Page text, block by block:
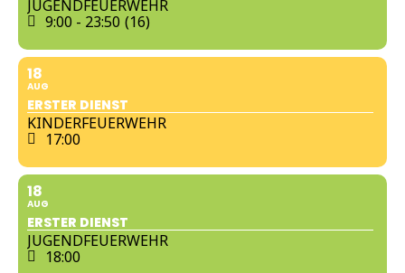
JUGENDFEUERWEHR
9:00 - 23:50 (16)
18
AUG
ERSTER DIENST
KINDERFEUERWEHR
17:00
18
AUG
ERSTER DIENST
JUGENDFEUERWEHR
18:00